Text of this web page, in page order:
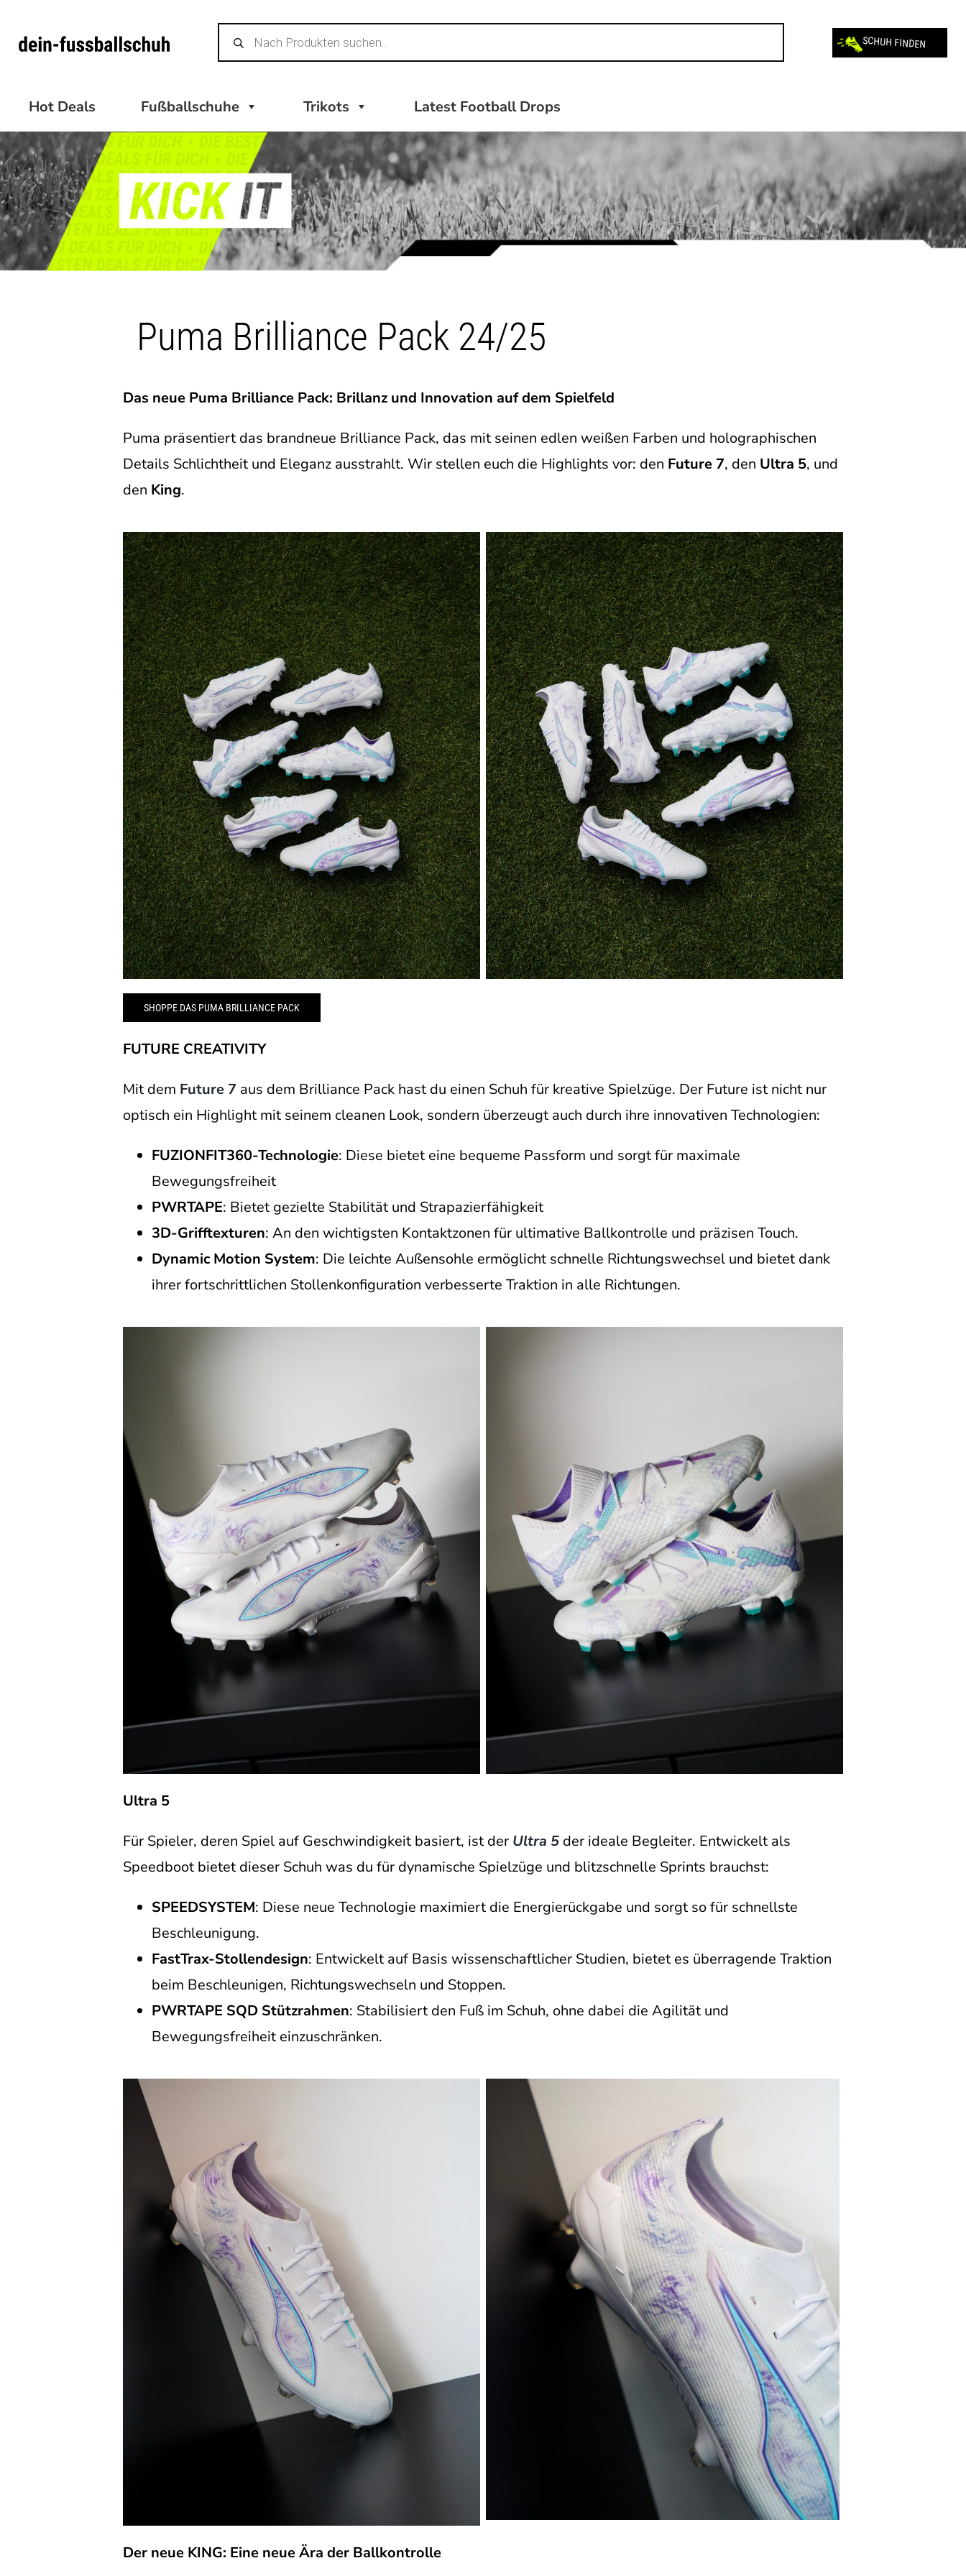
Inhalt
Products
search SCHUH FINDEN
Hot Deals Fußballschuhe Trikots Latest Football Drops
Puma Brilliance Pack 24/25
Das neue Puma Brilliance Pack: Brillanz und Innovation auf dem Spielfeld
Puma präsentiert das brandneue Brilliance Pack, das mit seinen edlen weißen Farben und holographischen
Details Schlichtheit und Eleganz ausstrahlt. Wir stellen euch die Highlights vor: den Future 7, den Ultra 5, und
den King.
SHOPPE DAS PUMA BRILLIANCE PACK
FUTURE CREATIVITY
Mit dem Future 7 aus dem Brilliance Pack hast du einen Schuh für kreative Spielzüge. Der Future ist nicht nur
optisch ein Highlight mit seinem cleanen Look, sondern überzeugt auch durch ihre innovativen Technologien:
FUZIONFIT360-Technologie: Diese bietet eine bequeme Passform und sorgt für maximale
Bewegungsfreiheit
PWRTAPE: Bietet gezielte Stabilität und Strapazierfähigkeit
3D-Grifftexturen: An den wichtigsten Kontaktzonen für ultimative Ballkontrolle und präzisen Touch.
Dynamic Motion System: Die leichte Außensohle ermöglicht schnelle Richtungswechsel und bietet dank
ihrer fortschrittlichen Stollenkonfiguration verbesserte Traktion in alle Richtungen.
Ultra 5
Für Spieler, deren Spiel auf Geschwindigkeit basiert, ist der Ultra 5der ideale Begleiter. Entwickelt als
Speedboot bietet dieser Schuh was du für dynamische Spielzüge und blitzschnelle Sprints brauchst:
SPEEDSYSTEM: Diese neue Technologie maximiert die Energierückgabe und sorgt so für schnellste
Beschleunigung.
FastTrax-Stollendesign: Entwickelt auf Basis wissenschaftlicher Studien, bietet es überragende Traktion
beim Beschleunigen, Richtungswechseln und Stoppen.
PWRTAPE SQD Stützrahmen: Stabilisiert den Fuß im Schuh, ohne dabei die Agilität und
Bewegungsfreiheit einzuschränken.
Der neue KING: Eine neue Ära der Ballkontrolle